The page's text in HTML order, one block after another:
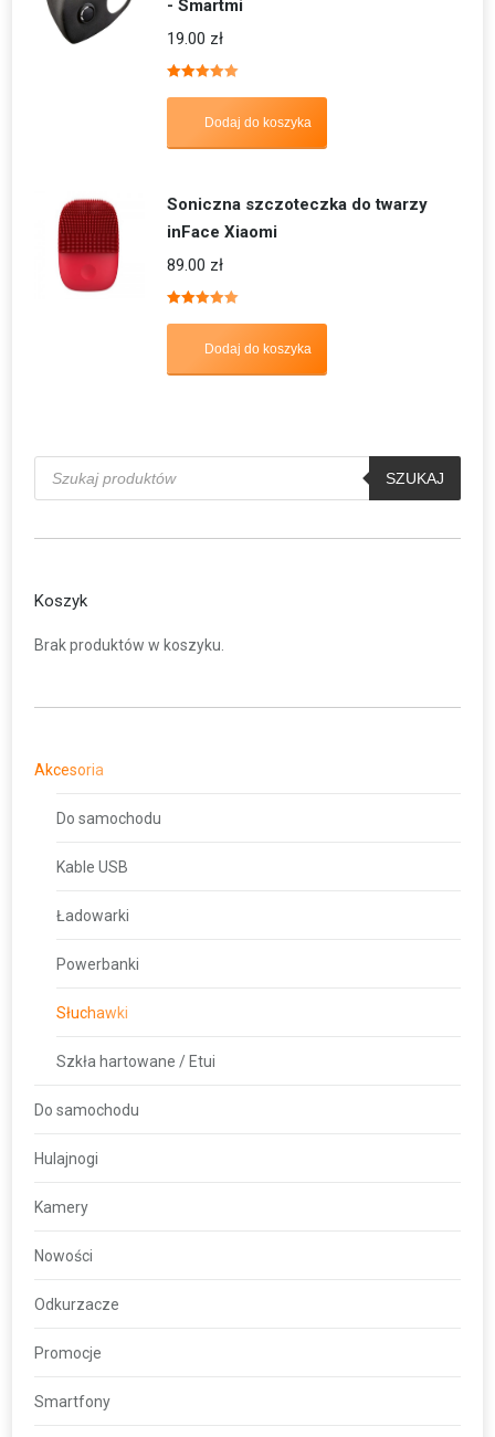
- Smartmi
19.00 zł
5.00
Dodaj do koszyka
Soniczna szczoteczka do twarzy
inFace Xiaomi
89.00 zł
5.00
Dodaj do koszyka
Wyszukiwarka
produktów
SZUKAJ
Koszyk
Brak produktów w koszyku.
Akcesoria
Do samochodu
Kable USB
Ładowarki
Powerbanki
Słuchawki
Szkła hartowane / Etui
Do samochodu
Hulajnogi
Kamery
Nowości
Odkurzacze
Promocje
Smartfony